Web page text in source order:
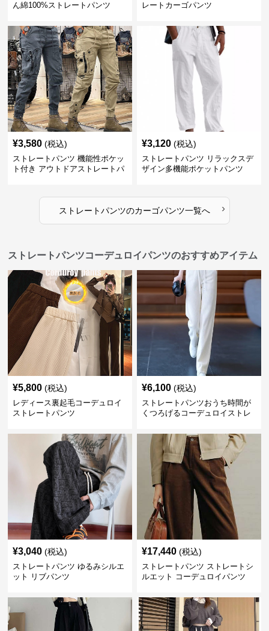
ん綿100%ストレートパンツ
レートカーゴパンツ
¥3,580 (税込)
ストレートパンツ 機能性ポケッ
ト付き アウトドアストレートパ
¥3,120 (税込)
ストレートパンツ リラックスデ
ザイン多機能ポケットパンツ
ストレートパンツのカーゴパンツ一覧へ ›
ストレートパンツコーデュロイパンツのおすすめアイテム
¥5,800 (税込)
レディース裏起毛コーデュロイ
ストレートパンツ
¥6,100 (税込)
ストレートパンツおうち時間が
くつろげるコーデュロイストレ
¥3,040 (税込)
ストレートパンツ ゆるみシルエ
ット リブパンツ
¥17,440 (税込)
ストレートパンツ ストレートシ
ルエット コーデュロイパンツ